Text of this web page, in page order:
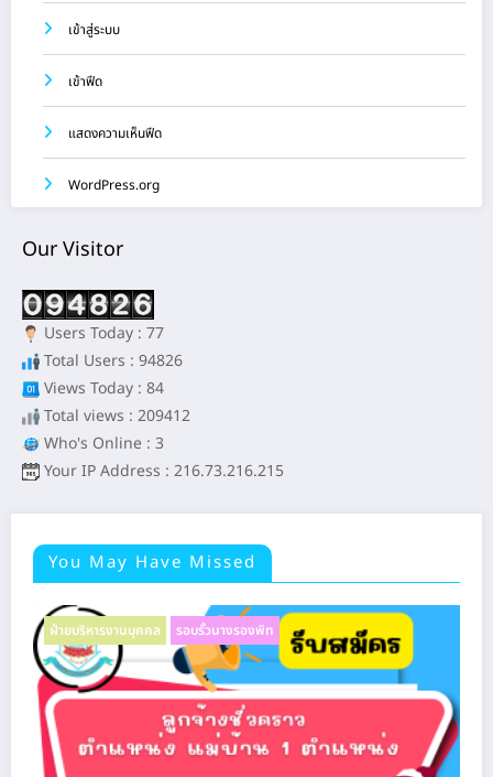
เข้าสู่ระบบ
เข้าฟีด
แสดงความเห็นฟีด
WordPress.org
Our Visitor
Users Today : 77
Total Users : 94826
Views Today : 84
Total views : 209412
Who's Online : 3
Your IP Address : 216.73.216.215
You May Have Missed
ฝ่ายบริหารงานบุคคล รอบรั้วนางรองพิท